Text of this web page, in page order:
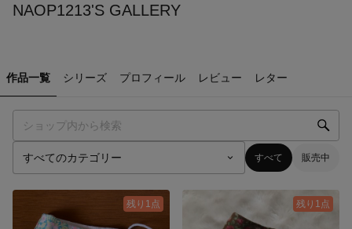
NAOP1213'S GALLERY
作品一覧 シリーズ プロフィール レビュー レター
すべて 販売中
残り1点 残り1点